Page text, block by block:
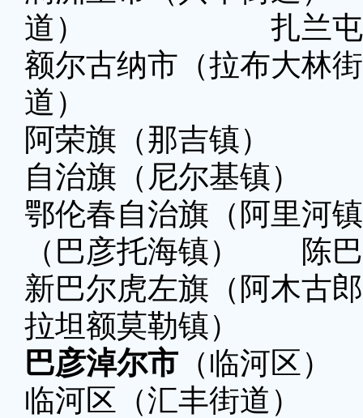
道） 扎兰屯市
额尔古纳市（拉布大
道）
阿荣旗（那吉镇
自治旗（尼尔基镇）
鄂伦春自治旗（阿
（巴彦托海镇） 陈巴
新巴尔虎左旗（阿木
拉坦额莫勒镇）
巴彦淖尔市 （临河区）
临河区（汇丰街道）